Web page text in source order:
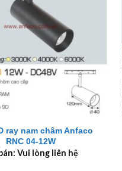
ray nam châm Anfaco
RNC 04-12W
Vui lòng liên hệ